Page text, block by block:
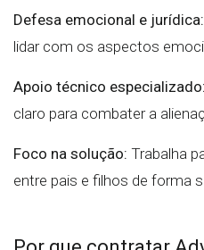
Defesa emocional e jurídica:
lidar com os aspectos
Apoio técnico especializado:
claro para combater a
Foco na solução: Trabalha
entre pais e filhos de forma